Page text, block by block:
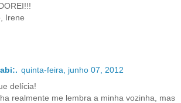
Irene
quinta-feira, junho 07, 2012
delícia!
realmente me lembra a minha vozinha, mas